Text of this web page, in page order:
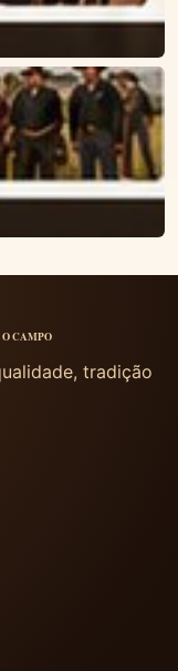
CAMPO
tradição